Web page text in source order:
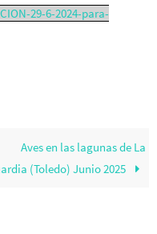
29-6-2024-para-
Aves en las lagunas de La
(Toledo) Junio 2025